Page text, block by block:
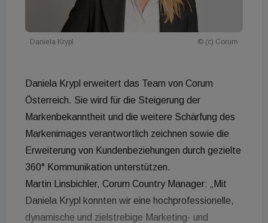
Daniela Krypl © (c) Corum
Daniela Krypl erweitert das Team von Corum
Österreich. Sie wird für die Steigerung der
Markenbekanntheit und die weitere Schärfung des
Markenimages verantwortlich zeichnen sowie die
Erweiterung von Kundenbeziehungen durch gezielte
360° Kommunikation unterstützen.
Martin Linsbichler, Corum Country Manager: „Mit
Daniela Krypl konnten wir eine hochprofessionelle,
dynamische und zielstrebige Marketing- und